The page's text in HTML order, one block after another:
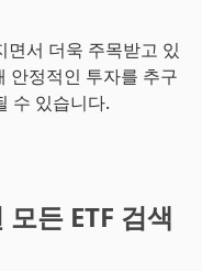
서 더욱 주목받고 있
안정적인 투자를 추구
수 있습니다.
든 ETF 검색